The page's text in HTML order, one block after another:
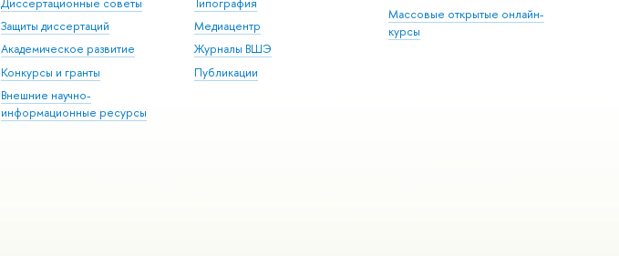
Защиты диссертаций
Академическое развитие
Конкурсы и гранты
Внешние научно-
информационные ресурсы
Медиацентр
Журналы ВШЭ
Публикации
Массовые открытые онлайн-
курсы